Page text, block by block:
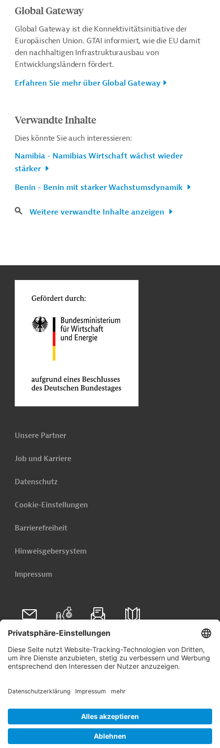
Global Gateway
Global Gateway ist die Konnektivitätsinitiative der
Europäischen Union. GTAI informiert, wie die EU damit
den nachhaltigen Infrastrukturausbau von
Entwicklungsländern fördert.
Erfahren Sie mehr über Global Gateway
Verwandte Inhalte
Dies könnte Sie auch interessieren:
Namibia - Namibias Wirtschaft wächst wieder
stärker
Benin - Benin mit starker Wachstumsdynamik
Weitere verwandte Inhalte anzeigen
Unsere Partner
Job und Karriere
Datenschutz
Cookie-Einstellungen
Barrierefreiheit
Hinweisgebersystem
Impressum
Folgen Sie uns auf
Linkedin
© 2026 Germany Trade & Invest